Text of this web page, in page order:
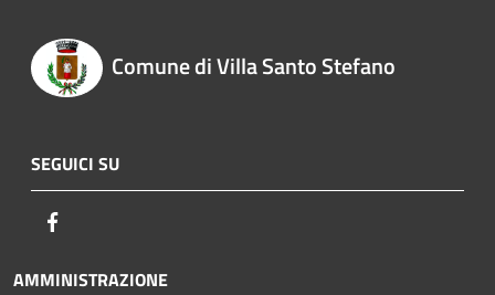
Comune di Villa Santo Stefano
SEGUICI SU
AMMINISTRAZIONE